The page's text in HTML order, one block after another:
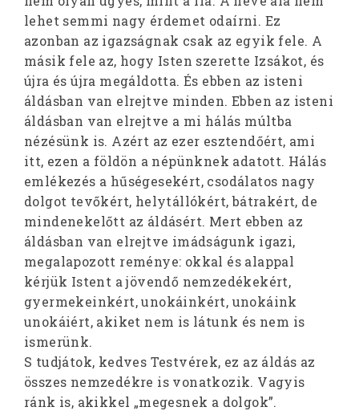
lehet semmi nagy érdemet odaírni. Ez
azonban az igazságnak csak az egyik fele. A
másik fele az, hogy Isten szerette Izsákot, és
újra és újra megáldotta. És ebben az isteni
áldásban van elrejtve minden. Ebben az isteni
áldásban van elrejtve a mi hálás múltba
nézésünk is. Azért az ezer esztendőért, ami
itt, ezen a földön a népünknek adatott. Hálás
emlékezés a hűségesekért, csodálatos nagy
dolgot tevőkért, helytállókért, bátrakért, de
mindenekelőtt az áldásért. Mert ebben az
áldásban van elrejtve imádságunk igazi,
megalapozott reménye: okkal és alappal
kérjük Istent a jövendő nemzedékekért,
gyermekeinkért, unokáinkért, unokáink
unokáiért, akiket nem is látunk és nem is
ismerünk.
S tudjátok, kedves Testvérek, ez az áldás az
összes nemzedékre is vonatkozik. Vagyis
ránk is, akikkel „megesnek a dolgok”.